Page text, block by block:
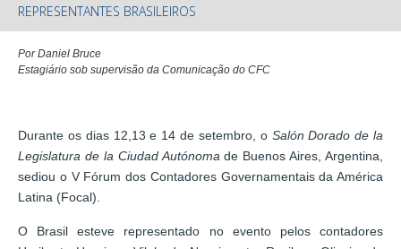
REPRESENTANTES BRASILEIROS
Por Daniel Bruce
Estagiário sob supervisão da Comunicação do CFC
Durante os dias 12,13 e 14 de setembro, o Salón Dorado de la
Legislatura de la Ciudad Autónoma de Buenos Aires, Argentina,
sediou o V Fórum dos Contadores Governamentais da América
Latina (Focal).
O Brasil esteve representado no evento pelos contadores